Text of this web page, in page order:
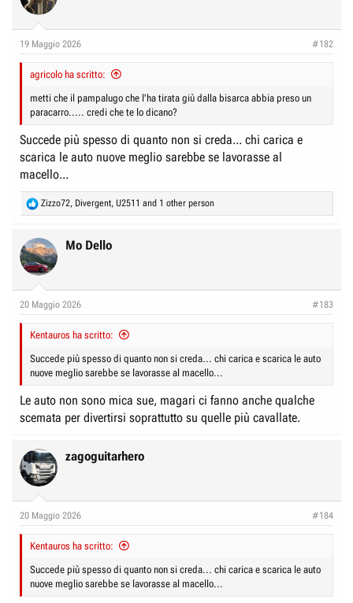
e
19 Maggio 2026 #182
agricolo ha scritto:
metti che il pampalugo che l'ha tirata giù dalla bisarca abbia preso un
paracarro..... credi che te lo dicano?
Succede più spesso di quanto non si creda... chi carica e
scarica le auto nuove meglio sarebbe se lavorasse al
macello...
R
e
c
t
i
s
Zizzo72, Divergent, U2511 and 1 other person
Mo Dello
20 Maggio 2026 #183
Kentauros ha scritto:
Succede più spesso di quanto non si creda... chi carica e scarica le auto
nuove meglio sarebbe se lavorasse al macello...
Le auto non sono mica sue, magari ci fanno anche qualche
scemata per divertirsi soprattutto su quelle più cavallate.
zagoguitarhero
20 Maggio 2026 #184
Kentauros ha scritto:
Succede più spesso di quanto non si creda... chi carica e scarica le auto
nuove meglio sarebbe se lavorasse al macello...